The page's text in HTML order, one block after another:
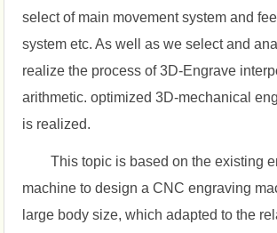
select of main movement system and
system etc. As well as we select and
realize the process of 3D-Engrave
arithmetic. optimized 3D-mechanical
is realized.
This topic is based on the existing
machine to design a CNC engraving
large body size, which adapted to the